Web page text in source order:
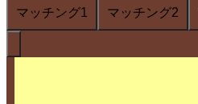
マッチング1
マッチング2